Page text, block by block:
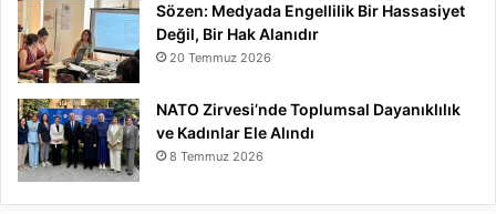
Sözen: Medyada Engellilik Bir Hassasiyet
Değil, Bir Hak Alanıdır
20 Temmuz 2026
NATO Zirvesi’nde Toplumsal Dayanıklılık
ve Kadınlar Ele Alındı
8 Temmuz 2026